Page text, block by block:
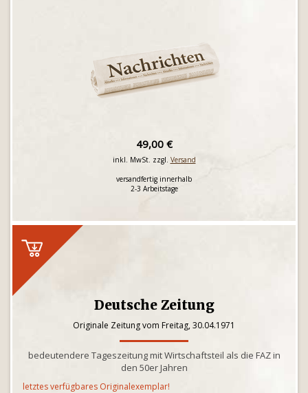
49,00 €
inkl. MwSt. zzgl. Versand
versandfertig innerhalb
2-3 Arbeitstage
Deutsche Zeitung
Originale Zeitung vom Freitag, 30.04.1971
bedeutendere Tageszeitung mit Wirtschaftsteil als die FAZ in
den 50er Jahren
letztes verfügbares Originalexemplar!